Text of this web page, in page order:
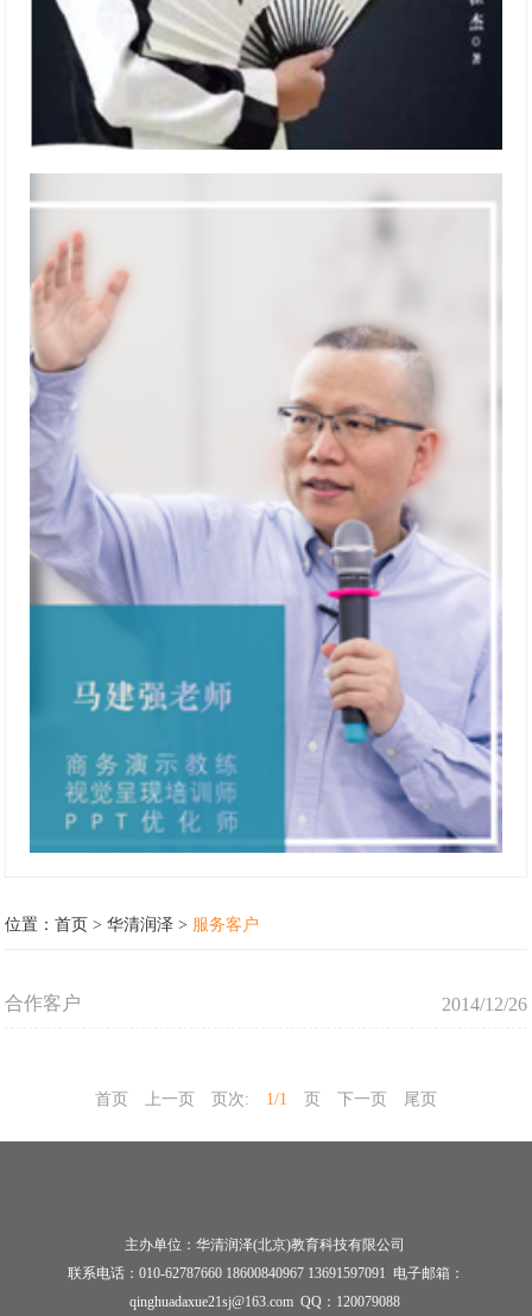
位置：首页 >华清润泽 > 服务客户
合作客户 2014/12/26
首页 上一页 页次: 1/1 页 下一页 尾页
主办单位：华清润泽(北京)教育科技有限公司
联系电话：010-62787660 18600840967 13691597091 电子邮箱：
qinghuadaxue21sj@163.com QQ：120079088